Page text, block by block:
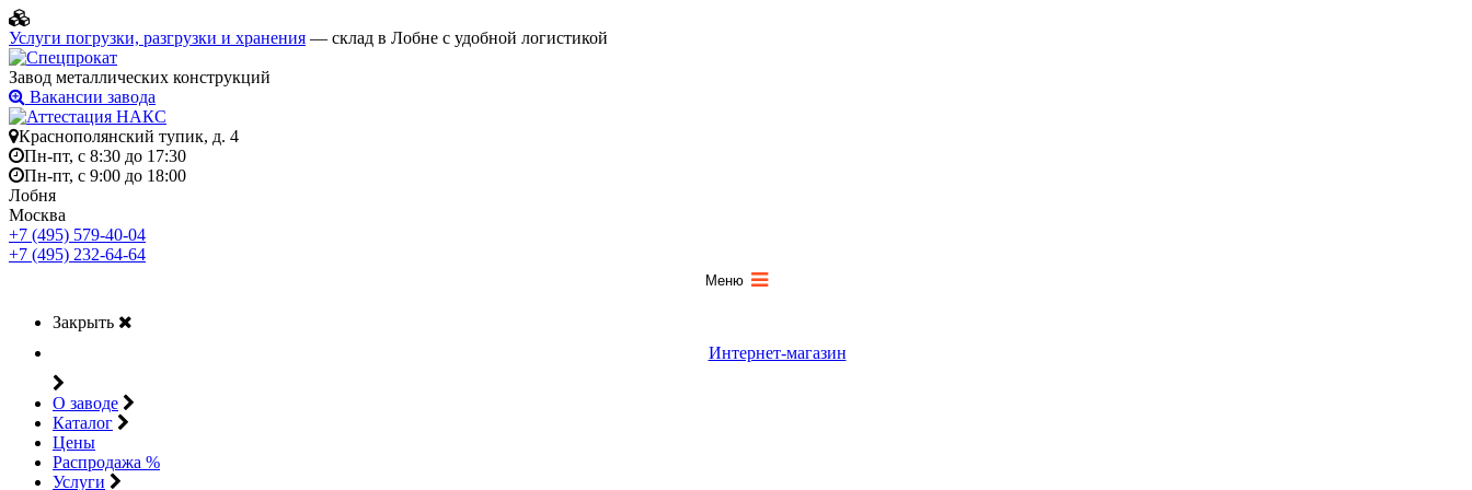
Услуги погрузки, разгрузки и хранения — склад в Лобне с удобной логистикой
Завод металлических конструкций
Вакансии завода
Краснополянский тупик, д. 4
Пн-пт, с 8:30 до 17:30
Пн-пт, с 9:00 до 18:00
Лобня
Москва
+7 (495) 579-40-04
+7 (495) 232-64-64
Меню
Закрыть
Интернет-магазин
О заводе
Каталог
Цены
Распродажа %
Услуги